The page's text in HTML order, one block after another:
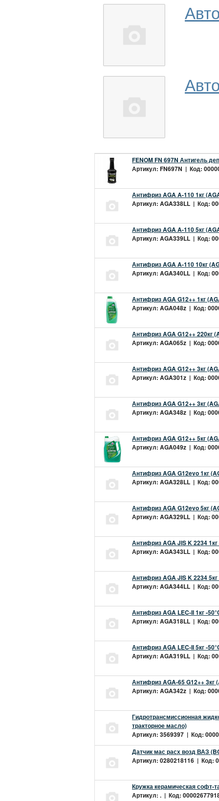
FENOM FN 697N Антигель
Артикул: FN697N | Код:
Антифриз AGA A-110 1кг
Артикул: AGA338LL | Код:
Антифриз AGA A-110 5кг
Артикул: AGA339LL | Код:
Антифриз AGA A-110 10кг
Артикул: AGA340LL | Код:
Антифриз AGA G12++ 1кг
Артикул: AGA048z | Код:
Антифриз AGA G12++ 220кг
Артикул: AGA065z | Код:
Антифриз AGA G12++ 3кг
Артикул: AGA301z | Код:
Антифриз AGA G12++ 3кг
Артикул: AGA348z | Код:
Антифриз AGA G12++ 5кг
Артикул: AGA049z | Код:
Антифриз AGA G12evo 1кг
Артикул: AGA328LL | Код:
Антифриз AGA G12evo 5кг
Артикул: AGA329LL | Код:
Антифриз AGA JIS K 2234
Артикул: AGA343LL | Код:
Антифриз AGA JIS K 2234
Артикул: AGA344LL | Код:
Антифриз AGA LEC-II 1кг -
Артикул: AGA318LL | Код:
Антифриз AGA LEC-II 5кг -
Артикул: AGA319LL | Код:
Антифриз AGA-65 G12++ 3кг
Артикул: AGA342z | Код:
Гидротрансмиссионная
тракторное масло)
Артикул: 3569397 | Код:
Датчик мас расх возд ВАЗ
Артикул: 0280218116 | Код:
Кружка керамическая софт-
Артикул: . | Код: